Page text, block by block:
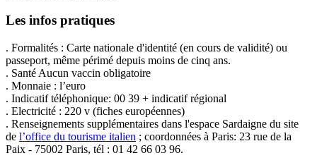
Les infos pratiques
. Formalités : Carte nationale d'identité (en cours de validité) ou
passeport, même périmé depuis moins de cinq ans.
. Santé Aucun vaccin obligatoire
. Monnaie : l’euro
. Indicatif téléphonique: 00 39 + indicatif régional
. Electricité : 220 v (fiches européennes)
. Renseignements supplémentaires dans l'espace Sardaigne du site
de l’office du tourisme italien ; coordonnées à Paris: 23 rue de la
Paix - 75002 Paris, tél : 01 42 66 03 96.